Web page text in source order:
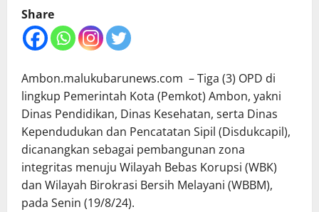
Share
Ambon.malukubarunews.com – Tiga (3) OPD di
lingkup Pemerintah Kota (Pemkot) Ambon, yakni
Dinas Pendidikan, Dinas Kesehatan, serta Dinas
Kependudukan dan Pencatatan Sipil (Disdukcapil),
dicanangkan sebagai pembangunan zona
integritas menuju Wilayah Bebas Korupsi (WBK)
dan Wilayah Birokrasi Bersih Melayani (WBBM),
pada Senin (19/8/24).